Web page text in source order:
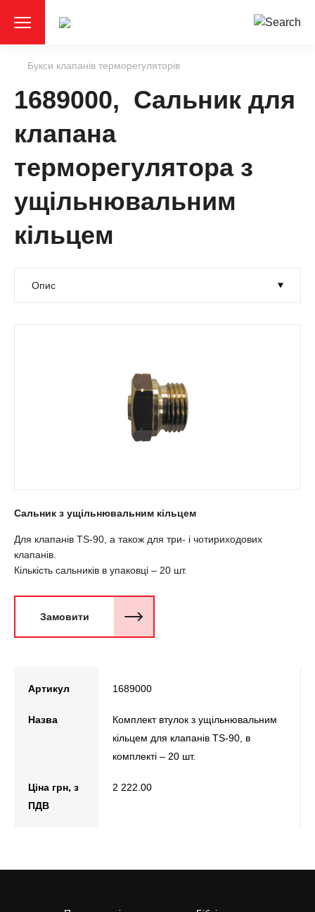
Букси клапанів терморегуляторів
1689000, Сальник для
клапана
терморегулятора з
ущільнювальним
кільцем
Сальник з ущільнювальним кільцем
Для клапанів ТS-90, а також для три- i чотириходових
клапанів.
Кількість сальників в упаковці – 20 шт.
Замовити
Артикул 1689000
Назва
Комплект втулок з ущільнювальним
кільцем для клапанів TS-90, в
комплекті – 20 шт.
Ціна грн, з
ПДВ
2 222.00